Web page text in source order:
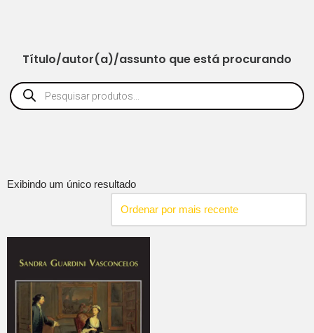
Título/autor(a)/assunto que está procurando
Exibindo um único resultado